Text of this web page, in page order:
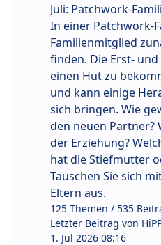
Juli: Patchwork-
In einer Patchwork-
Familienmitglied
finden. Die Erst-
einen Hut zu
und kann einige
sich bringen. Wie
den neuen Partner?
der Erziehung?
hat die Stiefmutter
Tauschen Sie sich
Eltern aus.
125 Themen / 535
Letzter Beitrag von
1. Jul 2026 08:16